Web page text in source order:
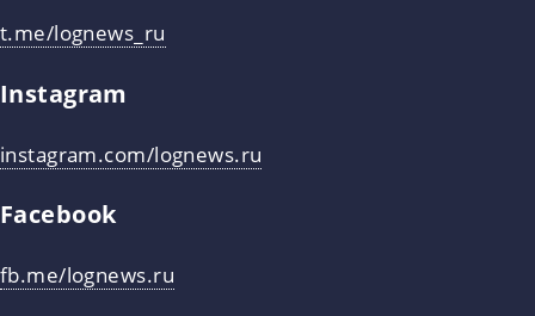
t.me/lognews_ru
Instagram
instagram.com/lognews.ru
Facebook
fb.me/lognews.ru